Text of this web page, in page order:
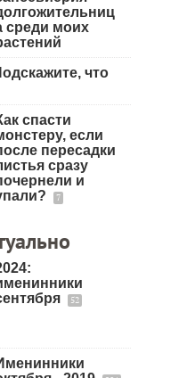
среди моих
что
спасти
если
пересадки
сразу
и
7
52